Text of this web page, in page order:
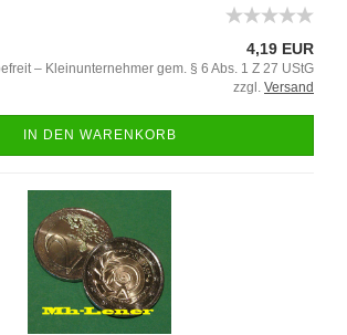
4,19 EUR
– Kleinunternehmer gem. § 6 Abs. 1 Z 27 UStG
zzgl. Versand
IN DEN WARENKORB